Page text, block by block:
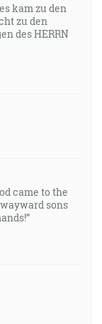
kam zu den
zu den
des HERRN
came to the
sons